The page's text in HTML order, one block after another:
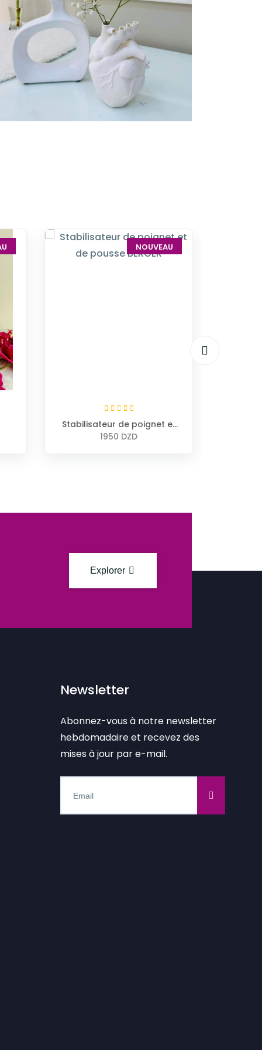
NOUVEAU
Stabilisateur de poignet et
de pousse BERGER
1950 DZD
Explorer
Newsletter
Abonnez-vous à notre newsletter
hebdomadaire et recevez des
mises à jour par e-mail.